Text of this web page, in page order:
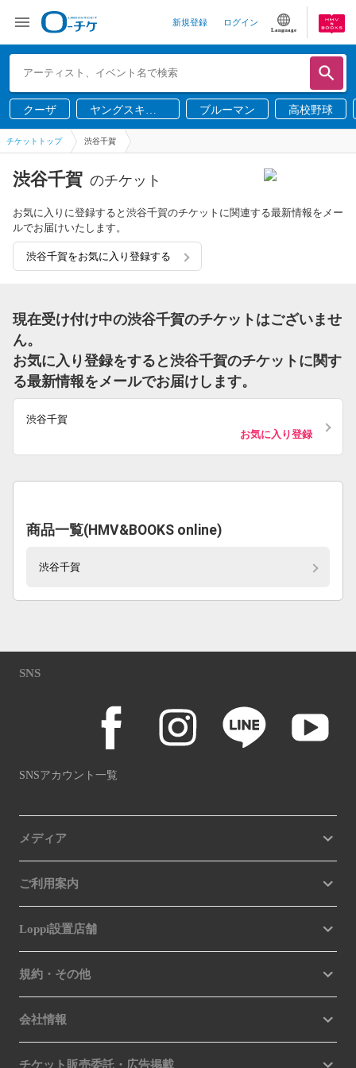
新規登録 ログイン
Language
クーザ
ヤングスキニ
ー
ブルーマン 高校野球
チケットトップ 渋谷千賀
渋谷千賀 のチケット
お気に入りに登録すると渋谷千賀のチケットに関連する最新情報をメー
ルでお届けいたします。
渋谷千賀をお気に入り登録する
現在受け付け中の渋谷千賀のチケットはございませ
ん。
お気に入り登録をすると渋谷千賀のチケットに関す
る最新情報をメールでお届けします。
渋谷千賀
お気に入り登録
商品一覧(HMV&BOOKS online)
渋谷千賀
SNS
SNSアカウント一覧
メディア
ご利用案内
Loppi設置店舗
規約・その他
会社情報
チケット販売委託・広告掲載